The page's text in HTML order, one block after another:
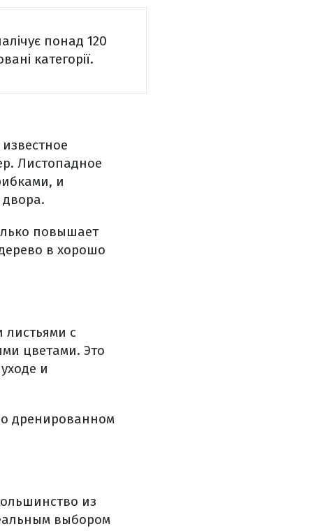
понад 120
категорії.
Листопадное
и
повышает
в хорошо
листьями с
цветами. Это
и
дренированном
из
выбором